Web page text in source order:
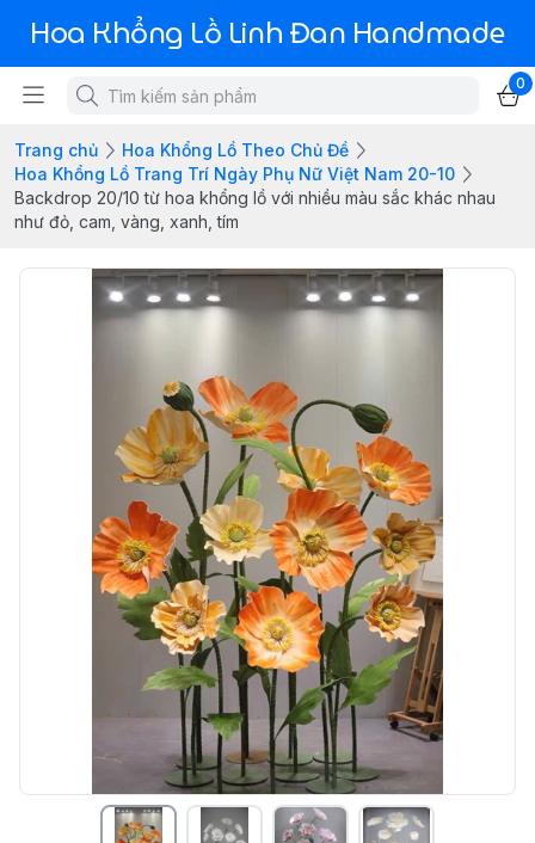
Hoa Khổng Lồ Linh Đan Handmade
0
Trang chủ
Hoa Khổng Lồ Theo Chủ Đề
Hoa Khổng Lồ Trang Trí Ngày Phụ Nữ Việt Nam 20-10
Backdrop 20/10 từ hoa khổng lồ với nhiều màu sắc khác nhau
như đỏ, cam, vàng, xanh, tím